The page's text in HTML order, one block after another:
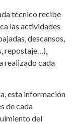
técnico recibe
las actividades
descansos,
repostaje…),
realizado cada
esta información
de cada
del